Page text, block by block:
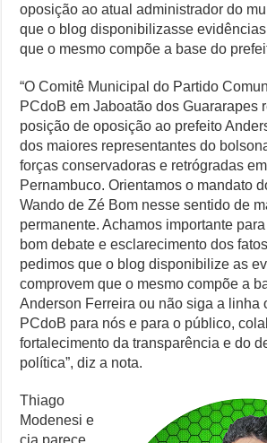
oposição ao atual administrador do
que o blog disponibilizasse
que o mesmo compõe a base do
“O Comitê Municipal do Partido
PCdoB em Jaboatão dos Guararapes
posição de oposição ao prefeito
dos maiores representantes do
forças conservadoras e retrógradas
Pernambuco. Orientamos o mandato
Wando de Zé Bom nesse sentido de
permanente. Achamos importante
bom debate e esclarecimento dos
pedimos que o blog disponibilize as
comprovem que o mesmo compõe a
Anderson Ferreira ou não siga a linha
PCdoB para nós e para o público,
fortalecimento da transparência e do
política”, diz a nota.
Thiago
Modenesi e
cia parece